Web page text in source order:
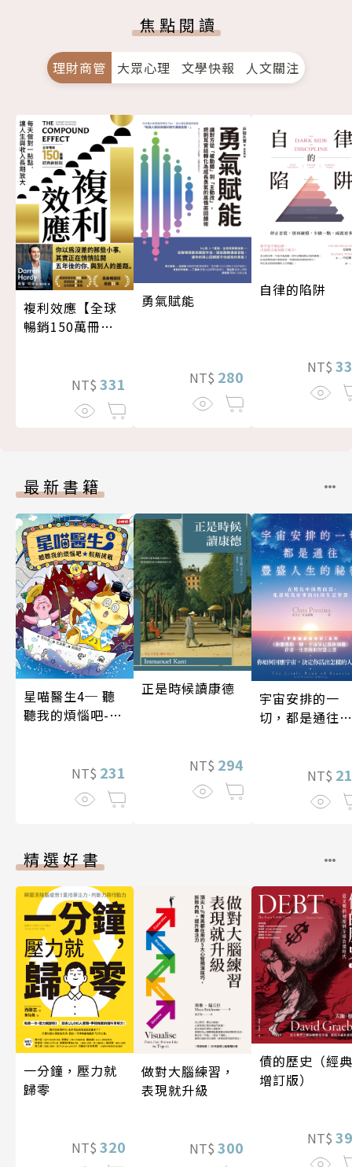
焦點閱讀
理財商管 大眾心理 文學快報 人文關注
複利效應【全球
暢銷150萬冊・
NT$ 331
勇氣賦能
NT$ 280
自律的陷阱
NT$
最新書籍
星喵醫生4─ 聽
聽我的煩惱吧-假
NT$ 231
正是時候讀康德
NT$ 294
宇宙安排的一
切，都是通往豐
NT$
精選好書
一分鐘，壓力就
歸零
NT$ 320
做對大腦練習，
表現就升級
NT$ 300
債的歷史（經典
增訂版）
NT$